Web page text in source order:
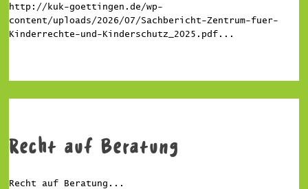
http://kuk-goettingen.de/wp-
content/uploads/2026/07/Sachbericht-Zentrum-fuer-
Kinderrechte-und-Kinderschutz_2025.pdf...
Recht auf Beratung
Recht auf Beratung...